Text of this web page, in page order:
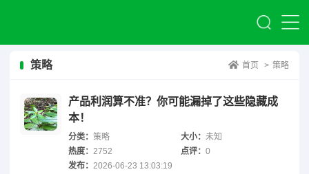
策略 首页 > 策略
产品利润算不准？你可能漏掉了这些隐藏成
本！
分类： 策略 大小：未知
热度： 2752 点评：0
发布： 2026-06-23 13:03:19